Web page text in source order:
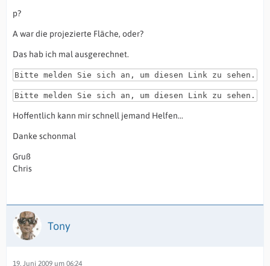
p?
A war die projezierte Fläche, oder?
Das hab ich mal ausgerechnet.
Bitte melden Sie sich an, um diesen Link zu sehen.
Bitte melden Sie sich an, um diesen Link zu sehen.
Hoffentlich kann mir schnell jemand Helfen...
Danke schonmal
Gruß
Chris
Tony
19. Juni 2009 um 06:24